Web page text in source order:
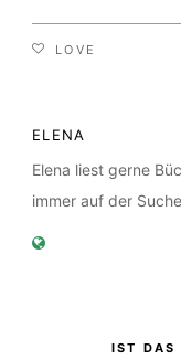
LOVE
ELENA
Elena liest gerne
immer auf der
IST DAS